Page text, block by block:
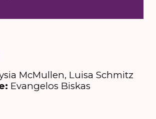
McMullen, Luisa Schmitz
Evangelos Biskas